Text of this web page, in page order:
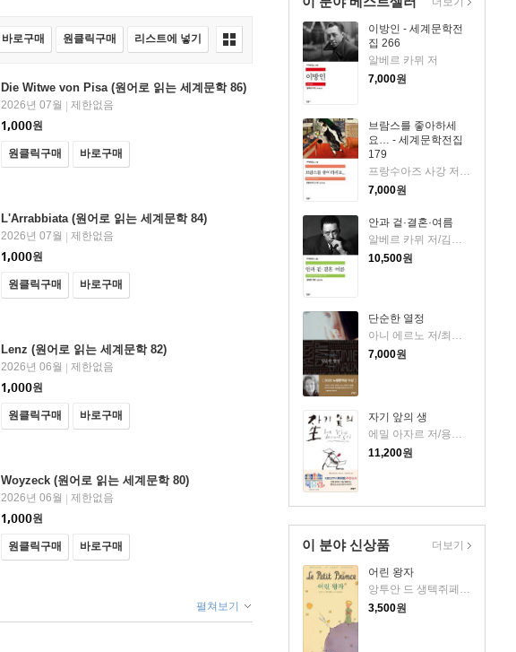
이방인 - 세계문학전
집 266
알베르 카뮈 저
7,000원
브람스를 좋아하세
요… - 세계문학전집
179
프랑수아즈 사강 저/김남주 역
7,000원
안과 겉·결혼·여름
알베르 카뮈 저/김화영 역
10,500원
단순한 열정
아니 에르노 저/최정수 역
7,000원
자기 앞의 생
11,200원
이 분야 신상품
어린 왕자
3,500원
더보기
바로구매 원클릭구매 리스트에 넣기
Die Witwe von Pisa (원어로 읽는 세계문학 86)
2026년 07월
제한없음
1,000원
원클릭구매 바로구매
L'Arrabbiata (원어로 읽는 세계문학 84)
2026년 07월
제한없음
1,000원
원클릭구매 바로구매
Lenz (원어로 읽는 세계문학 82)
2026년 06월
제한없음
1,000원
원클릭구매 바로구매
Woyzeck (원어로 읽는 세계문학 80)
2026년 06월
제한없음
1,000원
원클릭구매 바로구매
펼쳐보기